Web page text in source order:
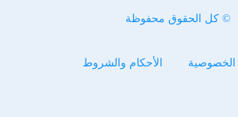
© كل الحقوق محفوظة
الأحكام والشروط